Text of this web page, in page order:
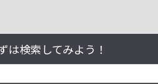
は検索してみよう！